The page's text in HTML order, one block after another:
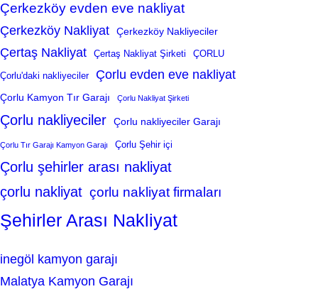
Çerkezköy evden eve nakliyat
Çerkezköy Nakliyat Çerkezköy Nakliyeciler
Çertaş Nakliyat Çertaş Nakliyat Şirketi ÇORLU
Çorlu'daki nakliyeciler Çorlu evden eve nakliyat
Çorlu Kamyon Tır Garajı Çorlu Nakliyat Şirketi
Çorlu nakliyeciler Çorlu nakliyeciler Garajı
Çorlu Tır Garajı Kamyon Garajı Çorlu Şehir içi
Çorlu şehirler arası nakliyat
çorlu nakliyat çorlu nakliyat firmaları
Şehirler Arası Nakliyat
inegöl kamyon garajı
Malatya Kamyon Garajı